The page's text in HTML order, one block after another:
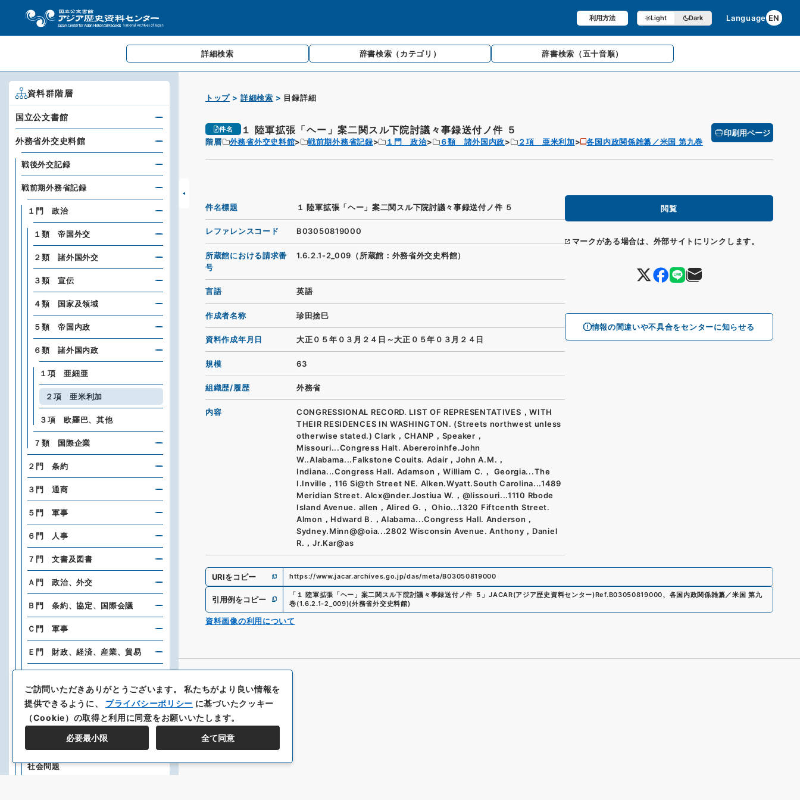
利用方法 Light Dark Language EN
詳細検索 辞書検索 （カテゴリ） 辞書検索 （五十音順）
トップ 詳細検索 目録詳細
件名 １ 陸軍拡張「ヘー」案二関スル下院討議々事録送付ノ件 ５
階層 外務省外交史料館 戦前期外務省記録 １門 政治 ６類 諸外国内政 ２項 亜米利加 各国内政関係雑纂／米国 第九巻
印刷用ページ
閲覧
マークがある場合は、外部サイトにリンクします。
情報の間違いや不具合をセンターに知らせる
件名標題 １ 陸軍拡張「ヘー」案二関スル下院討議々事録送付ノ件 ５
レファレンスコード B03050819000
所蔵館における請求番
号
1.6.2.1-2_009（所蔵館：外務省外交史料館）
言語 英語
作成者名称 珍田捨巳
資料作成年月日 大正０５年０３月２４日～大正０５年０３月２４日
規模 63
組織歴/履歴 外務省
内容
CONGRESSIONAL RECORD. LIST OF REPRESENTATIVES，WITH
THEIR RESIDENCES IN WASHINGTON. (Streets northwest unless
otherwise stated.) Clark，CHANP，Speaker，
Missouri...Congress Halt. Abereroinhfe.John
W..Alabama...Falkstone Couits. Adair，John A.M.，
Indiana...Congress Hall. Adamson，William C.， Georgia...The
I.Inville，116 Si@th Street NE. Alken.Wyatt.South Carolina...1489
Meridian Street. Alcx@nder.Jostiua W.，@lissouri...1110 Rbode
Island Avenue. allen，Alired G.， Ohio...1320 Fiftcenth Street.
Almon，Hdward B.，Alabama...Congress Hall. Anderson，
Sydney.Minn@@oia...2802 Wisconsin Avenue. Anthony，Daniel
R.，Jr.Kar@as
URIをコピー https://www.jacar.archives.go.jp/das/meta/B03050819000
引用例をコピー 「 １ 陸軍拡張「ヘー」案二関スル下院討議々事録送付ノ件 ５ 」JACAR(アジア歴史資料センター)Ref.B03050819000、 各国内政関係雑纂／米国 第九
巻(1.6.2.1-2_009)(外務省外交史料館)
資料画像の利用について
資料群階層
国立公文書館
外務省外交史料館
戦後外交記録
戦前期外務省記録
１門 政治
１類 帝国外交
２類 諸外国外交
３類 宣伝
４類 国家及領域
５類 帝国内政
６類 諸外国内政
１項 亜細亜
２項 亜米利加
３項 欧羅巴、其他
７類 国際企業
２門 条約
３門 通商
５門 軍事
６門 人事
７門 文書及図書
Ａ門 政治、外交
Ｂ門 条約、協定、国際会議
Ｃ門 軍事
Ｅ門 財政、経済、産業、貿易
Ｇ門 都市、港湾、土木、建築、
土地、建物
Ｈ門 東方文化事業
社会問題
ご訪問いただきありがとうございます。私たちがより良い情報を
提供できるように、 プライバシーポリシー に基づいたクッキー
（Cookie）の取得と利用に同意をお願いいたします。
必要最小限 全て同意